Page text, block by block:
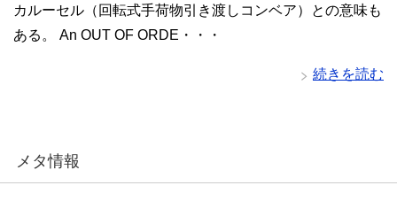
カルーセル（回転式手荷物引き渡しコンベア）との意味も
ある。 An OUT OF ORDE・・・
続きを読む
メタ情報